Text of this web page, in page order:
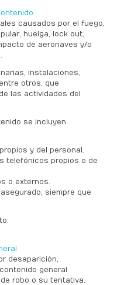
causados por el fuego,
huelga, lock out,
de aeronaves y/o
instalaciones,
otros, que
las actividades del
se incluyen
y del personal.
telefónicos propios o de
o externos.
siempre que
desaparición,
general
robo o su tentativa.